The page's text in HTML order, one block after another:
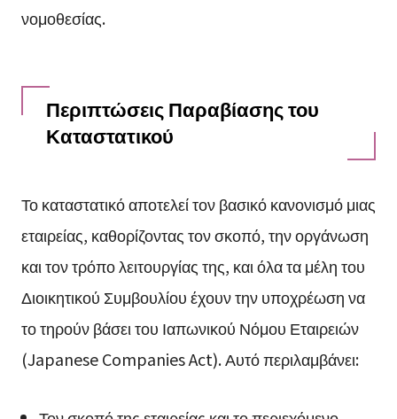
νομοθεσίας.
Περιπτώσεις Παραβίασης του
Καταστατικού
Το καταστατικό αποτελεί τον βασικό κανονισμό μιας
εταιρείας, καθορίζοντας τον σκοπό, την οργάνωση
και τον τρόπο λειτουργίας της, και όλα τα μέλη του
Διοικητικού Συμβουλίου έχουν την υποχρέωση να
το τηρούν βάσει του Ιαπωνικού Νόμου Εταιρειών
(Japanese Companies Act). Αυτό περιλαμβάνει: